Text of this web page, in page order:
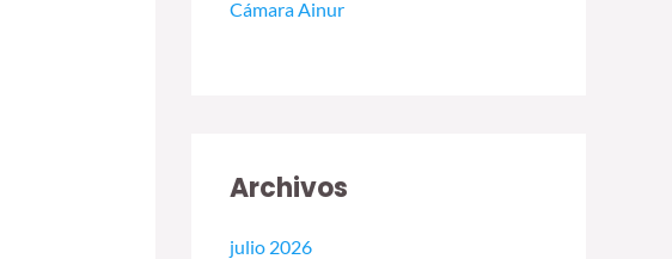
Cámara Ainur
Archivos
julio 2026